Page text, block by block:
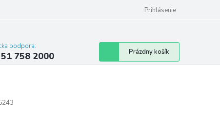
Prihlásenie
podpora:
758 2000
Nákupný
košík
Prázdny košík